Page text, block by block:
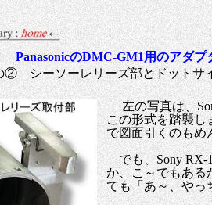
PanasonicのDMC-GM1用のアダ
② シーソーレリーズ部とドットサ
左の写真は、
この形式を踏襲し
で図面引くのも
でも、Sony RX-
か、こ～でもあ
ても「あ～、やっ